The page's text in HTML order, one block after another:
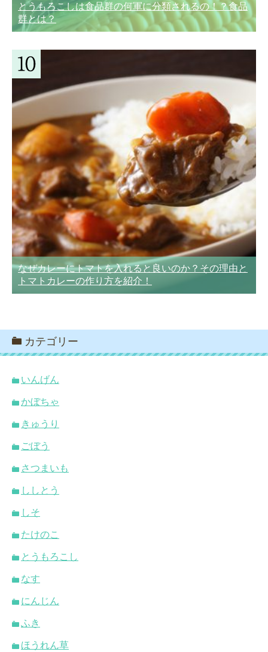
とうもろこしは食品群の何軍に分類されるの！？食品
群とは？
なぜカレーにトマトを入れると良いのか？その理由と
トマトカレーの作り方を紹介！
カテゴリー
いんげん
かぼちゃ
きゅうり
ごぼう
さつまいも
ししとう
しそ
たけのこ
とうもろこし
なす
にんじん
ふき
ほうれん草